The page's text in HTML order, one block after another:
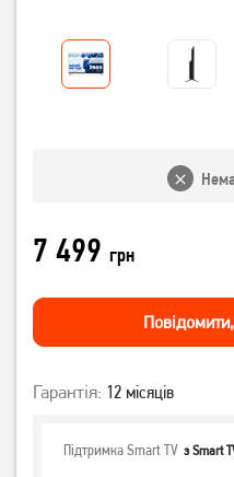
7 499 грн
Гарантія: 12 місяців
Підтримка Smart TV з Smart